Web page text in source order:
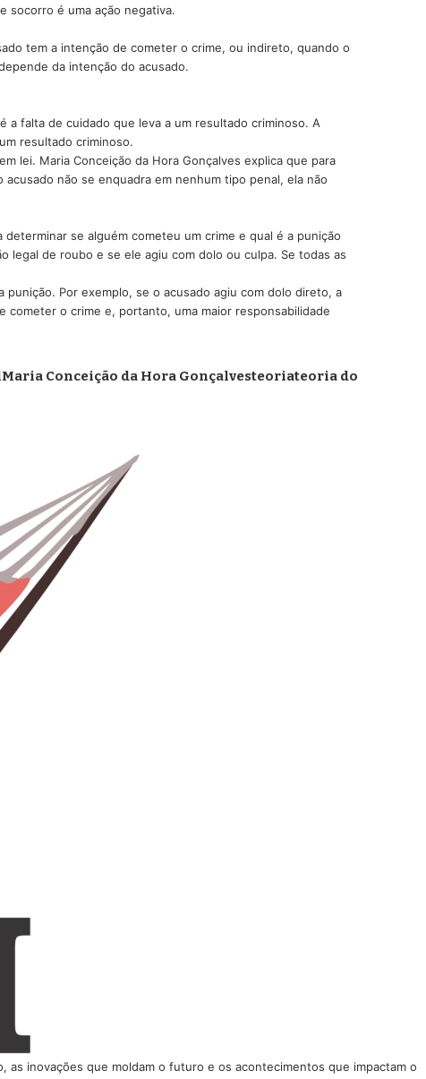
socorro é uma ação negativa.
tem a intenção de cometer o crime, ou indireto, quando o
da intenção do acusado.
a falta de cuidado que leva a um resultado criminoso. A
resultado criminoso.
lei. Maria Conceição da Hora Gonçalves explica que para
não se enquadra em nenhum tipo penal, ela não
se alguém cometeu um crime e qual é a punição
legal de roubo e se ele agiu com dolo ou culpa. Se todas as
Por exemplo, se o acusado agiu com dolo direto, a
o crime e, portanto, uma maior responsabilidade
Maria Conceição da Hora Gonçalvesteoriateoria do
as inovações que moldam o futuro e os acontecimentos que impactam o